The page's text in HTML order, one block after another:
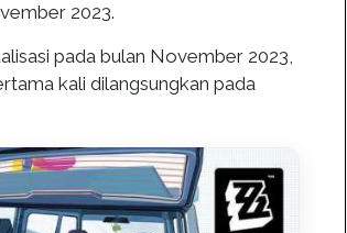
2023.
pada bulan November 2023,
kali dilangsungkan pada